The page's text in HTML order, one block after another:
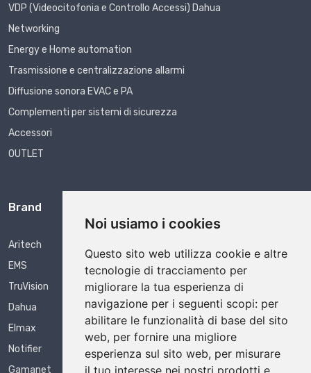
Noi usiamo i cookies
Questo sito web utilizza cookie e altre
tecnologie di tracciamento per
migliorare la tua esperienza di
navigazione per i seguenti scopi: per
abilitare le funzionalità di base del sito
web, per fornire una migliore
esperienza sul sito web, per misurare
il tuo interesse nei nostri prodotti e
VDP (Videocitofonia e Controllo Accessi) Dahua
Networking
Energy e Home automation
Trasmissione e centralizzazione allarmi
Diffusione sonora EVAC e PA
Complementi per sistemi di sicurezza
Accessori
OUTLET
Brand
Aritech
EMS
TruVision
Dahua
Elmax
Notifier
Gamanet